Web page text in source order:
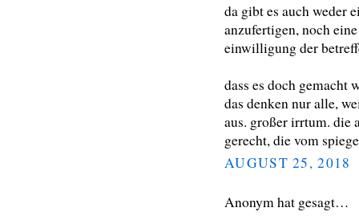
da gibt es auch weder
anzufertigen, noch
einwilligung der
dass es doch gemacht
das denken nur alle,
aus. großer irrtum. die
gerecht, die vom
AUGUST 25, 2018
Anonym hat gesagt…